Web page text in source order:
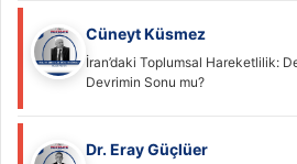
Cüneyt Küsmez
İran’daki Toplumsal Hareketlilik:
Devrimin Sonu mu?
Dr. Eray Güçlüer